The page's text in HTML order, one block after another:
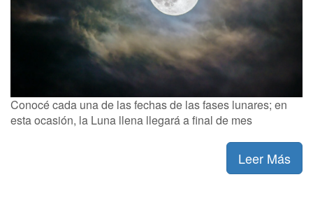
Conocé cada una de las fechas de las fases lunares; en
esta ocasión, la Luna llena llegará a final de mes
Leer Más